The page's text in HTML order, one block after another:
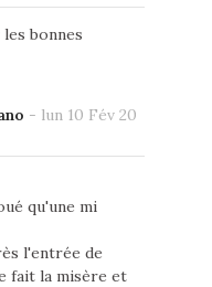
bonnes
- lun 10 Fév 20
qu'une mi
l'entrée de
fait la misère et